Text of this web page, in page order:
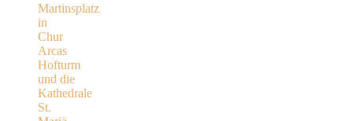
Martinsplatz
in
Chur
Arcas
Hofturm
und die
Kathedrale
St.